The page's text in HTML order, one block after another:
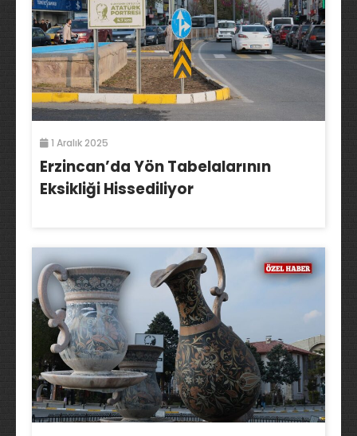
1 Aralık 2025
Erzincan’da Yön Tabelalarının
Eksikliği Hissediliyor